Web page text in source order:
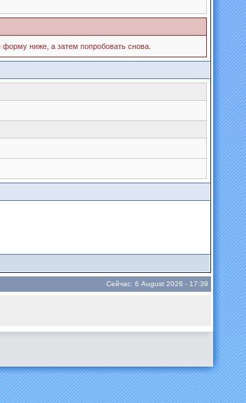
ниже, а затем попробовать снова.
Сейчас: 6 August 2026 - 17:39